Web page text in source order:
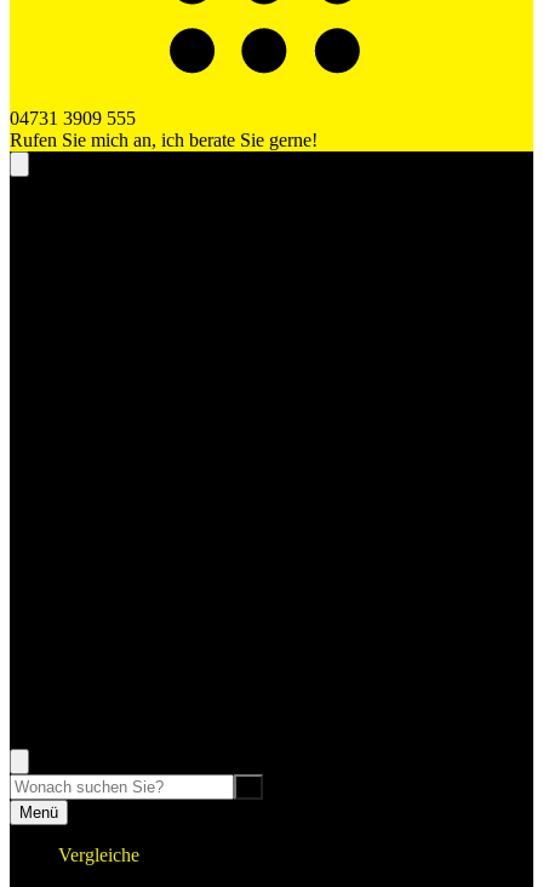
04731 3909 555
Rufen Sie mich an, ich berate Sie gerne!
Menü
Vergleiche